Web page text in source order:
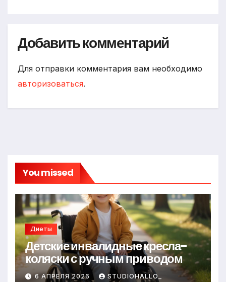
Добавить комментарий
Для отправки комментария вам необходимо
авторизоваться.
You missed
Диеты
Детские инвалидные кресла-
коляски с ручным приводом
6 АПРЕЛЯ 2026 STUDIOHALLO_